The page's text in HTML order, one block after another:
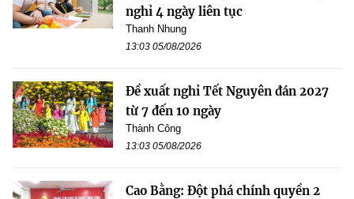
nghỉ 4 ngày liên tục
Thanh Nhung
13:03 05/08/2026
Đề xuất nghỉ Tết Nguyên đán 2027
từ 7 đến 10 ngày
Thành Công
13:03 05/08/2026
Cao Bằng: Đột phá chính quyền 2